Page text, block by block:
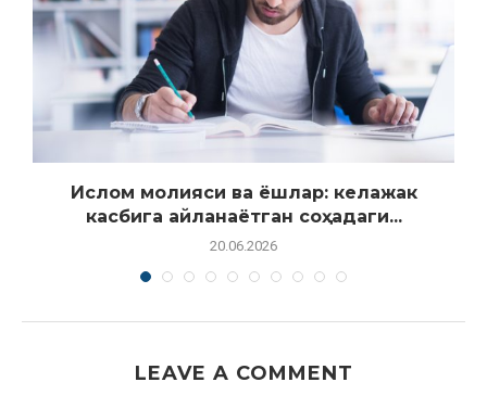
Ислом молияси ва ёшлар: келажак
касбига айланаётган соҳадаги...
20.06.2026
LEAVE A COMMENT